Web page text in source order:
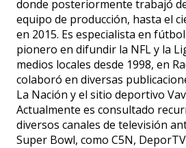
donde posteriormente trabajó
equipo de producción, hasta el
en 2015. Es especialista en
pionero en difundir la NFL y la
medios locales desde 1998, en
colaboró en diversas
La Nación y el sitio deportivo
Actualmente es consultado
diversos canales de televisión
Super Bowl, como C5N,